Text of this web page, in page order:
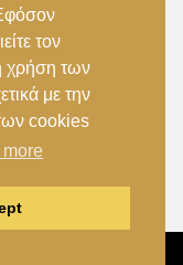
–
τον
χρήση των
με την
cookies
more